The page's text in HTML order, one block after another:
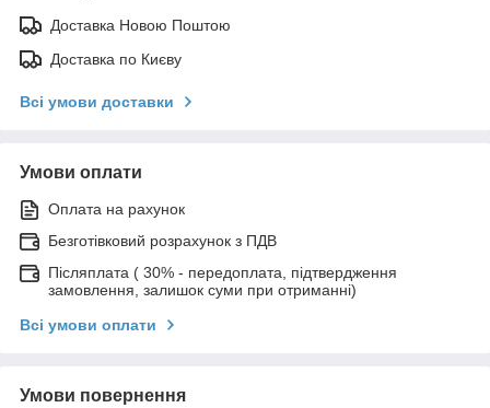
Доставка Новою Поштою
Доставка по Києву
Всі умови доставки
Умови оплати
Оплата на рахунок
Безготівковий розрахунок з ПДВ
Післяплата ( 30% - передоплата, підтвердження
замовлення, залишок суми при отриманні)
Всі умови оплати
Умови повернення